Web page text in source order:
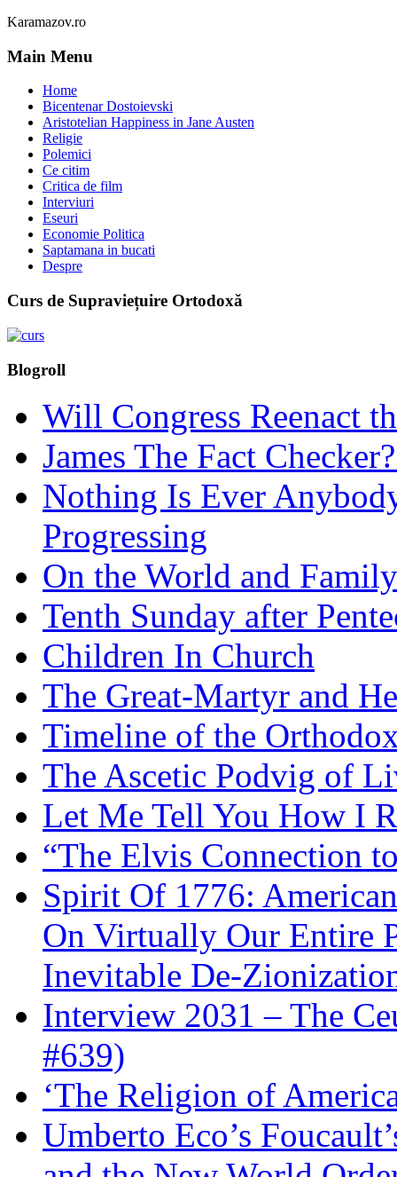
Karamazov.ro
Main Menu
Home
Bicentenar Dostoievski
Aristotelian Happiness in Jane Austen
Religie
Polemici
Ce citim
Critica de film
Interviuri
Eseuri
Economie Politica
Saptamana in bucati
Despre
Curs de Supraviețuire Ortodoxă
Blogroll
Will Congress Reenact
James The Fact
Nothing Is Ever
Progressing
On the World and Family
Tenth Sunday after
Children In Church
The Great-Martyr and
Timeline of the
The Ascetic Podvig of
Let Me Tell You How I
“The Elvis Connection
Spirit Of 1776:
On Virtually Our Entire
Inevitable De-
Interview 2031 – The
#639)
‘The Religion of
Umberto Eco’s